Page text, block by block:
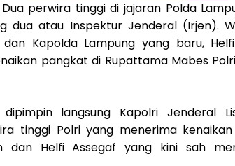
perwira tinggi di jajaran Polda
dua atau Inspektur Jenderal (Irjen).
Kapolda Lampung yang baru,
pangkat di Rupattama Mabes
langsung Kapolri Jenderal
tinggi Polri yang menerima
dan Helfi Assegaf yang kini sah